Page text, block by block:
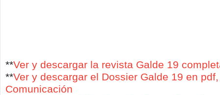
**Ver y descargar la revista Galde 19
**Ver y descargar el Dossier Galde 19 en
Comunicación